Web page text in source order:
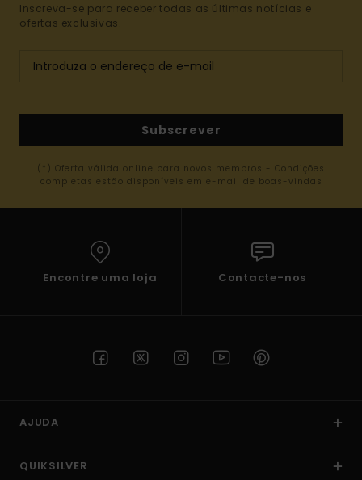
Inscreva-se para receber todas as últimas notícias e
ofertas exclusivas.
Subscrever
(*) Oferta válida online para novos membros - Condições
completas estão disponíveis em e-mail de boas-vindas
Encontre uma loja Contacte-nos
AJUDA
QUIKSILVER